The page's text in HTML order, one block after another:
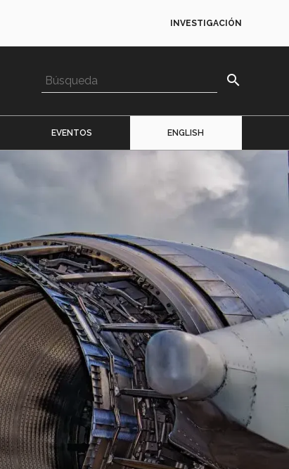
INVESTIGACIÓN
search
EVENTOS ENGLISH